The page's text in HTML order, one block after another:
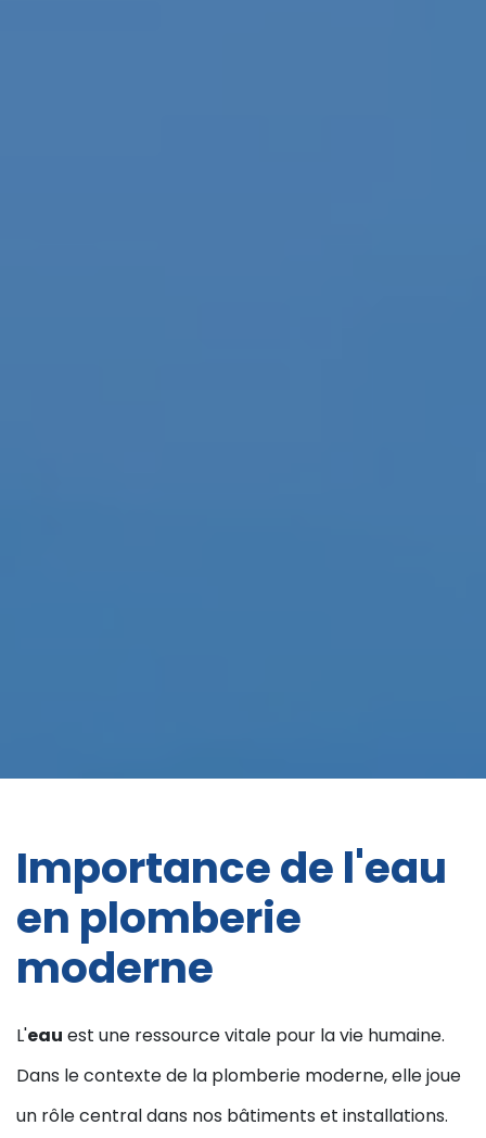
Importance de l'eau
en plomberie
moderne
L'eau est une ressource vitale pour la vie humaine.
Dans le contexte de la plomberie moderne, elle joue
un rôle central dans nos bâtiments et installations.